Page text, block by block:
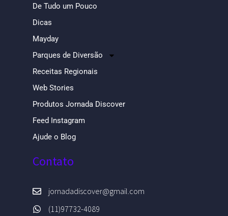
De Tudo um Pouco
Dicas
Mayday
Parques de Diversão
Receitas Regionais
Web Stories
Produtos Jornada Discover
Feed Instagram
Ajude o Blog
Contato
jornadadiscover@gmail.com
(11)97732-4089